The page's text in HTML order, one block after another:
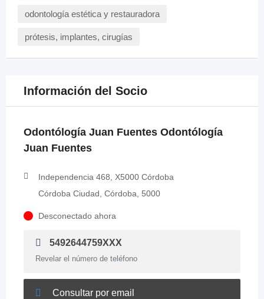
odontología estética y restauradora
prótesis, implantes, cirugías
Información del Socio
Odontólogía Juan Fuentes Odontólogía
Juan Fuentes
Independencia 468, X5000 Córdoba
Córdoba Ciudad, Córdoba, 5000
Desconectado ahora
5492644759XXX
Revelar el número de teléfono
Consultar por email